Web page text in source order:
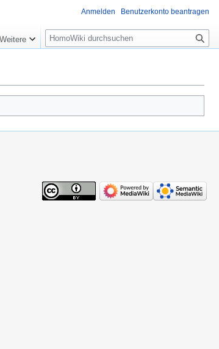
Anmelden Benutzerkonto beantragen
Weitere
Suche